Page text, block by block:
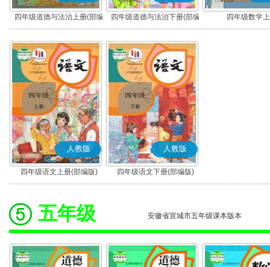
四年级道德与法治上册(部编
版)
四年级道德与法治下册(部编
版)
四年级数学
人教版
四年级语文上册(部编版)
人教版
四年级语文下册(部编版)
五年级 安徽省宣城市五年级课本版本